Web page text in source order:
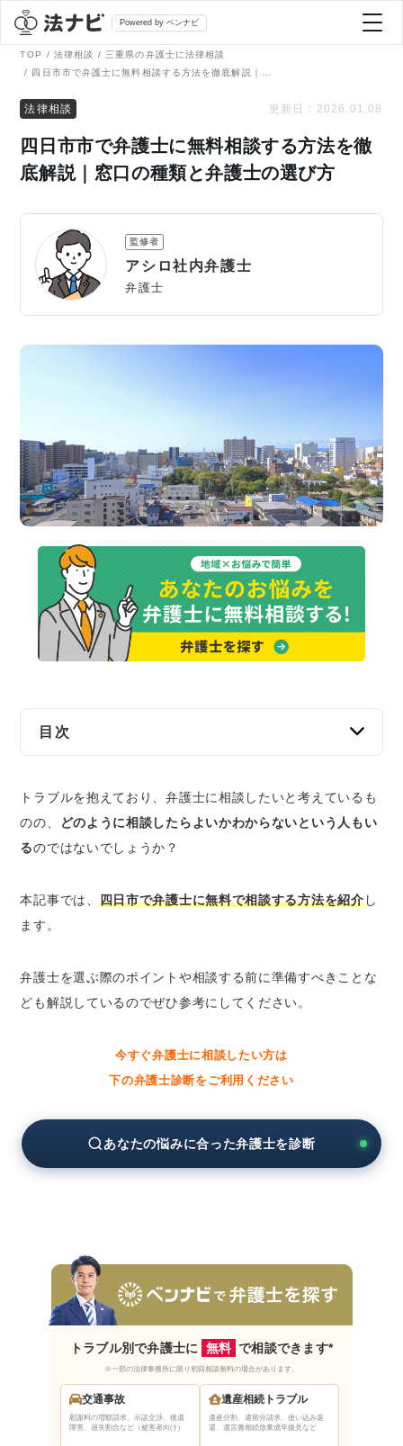
Powered by ベンナビ
全て
刑事事件
債務整理
遺産相続
労働問題
債権回収
IT・ネット
資金調達
弁護士を探す
AI Search Premium
掲載をご検討の弁護士の方へ
TOP 法律相談
三重県の弁護士に法律相談
法律相談 更新日： 2026.01.08
四日市市で弁護士に無料相談する方法を徹
底解説｜窓口の種類と弁護士の選び方
監修者
アシロ社内弁護士
弁護士
目次
四日市市役所の弁護士相談
三重弁護士会の四日市支部｜債務問題なら無
料で利用できる
ジネス関連の問題を相談できる
「ベンナビ」がおすすめ
自宅や勤務先からアクセスのよい地域に絞っ
抱えているトラブルの分野に絞って検索でき
四日市市で弁護士を選ぶ際の5つのポイント
接しやすく相性の良い弁護士を選ぶ
夜間や土日祝日の対応ができる弁護士を選ぶ
見積金額が相場とマッチしている弁護士を選
ぶ
四日市市で弁護士に相談する前に準備すべき4つ
のこと
トラブルの内容を時系列順にメモしておく
トラブルを抱えており、弁護士に相談したいと考えているも
のの、
どのように相談したらよいかわからないという人もい
るのではないでしょうか？
本記事では、 四日市で弁護士に無料で相談する方法を紹介し
ます。
弁護士を選ぶ際のポイントや相談する前に準備すべきことな
ども解説しているのでぜひ参考にしてください。
今すぐ弁護士に相談したい方は
下の弁護士診断をご利用ください
あなたの悩みに合った弁護士を診断
トラブル別で弁護士に 無料 で相談できます*
※一部の法律事務所に限り初回相談無料の場合があります。
交通事故
慰謝料の増額請求、示談交渉、後遺
障害、過失割合など（被害者向け）
遺産相続トラブル
遺産分割、遺留分請求、使い込み返
還、遺言書相続放棄成年後見など